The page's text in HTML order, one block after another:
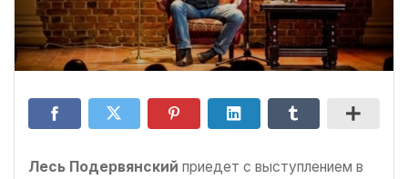
Лесь Подервянский приедет с выступлением в